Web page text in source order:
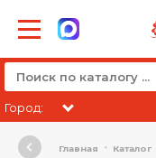
Город:
Главная Каталог